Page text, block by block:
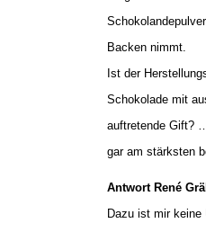
Backen nimmt.
Ist der
Schokolade mit
auftretende Gift?
gar am stärksten
Antwort René
Dazu ist mir keine